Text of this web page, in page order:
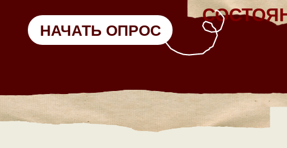
НАЧАТЬ ОПРОС